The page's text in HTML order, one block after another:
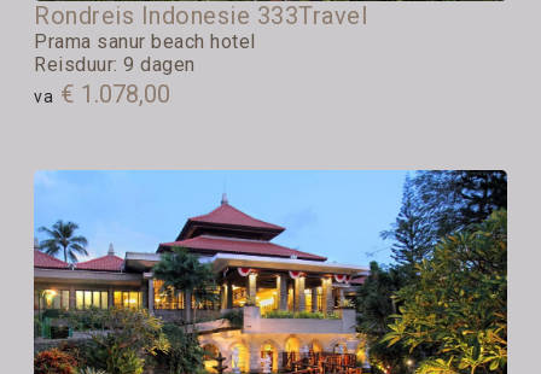
Rondreis Indonesie 333Travel
Prama sanur beach hotel
Reisduur: 9 dagen
va € 1.078,00